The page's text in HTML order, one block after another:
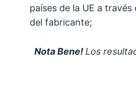
países de la UE a
del fabricante;
Nota Bene!Los